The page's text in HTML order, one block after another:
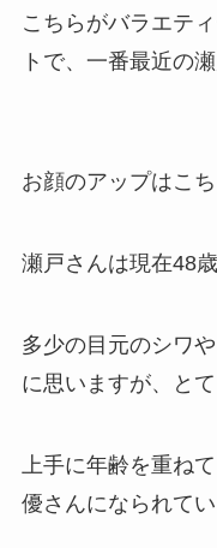
こちらがバラエテ
トで、一番最近の
お顔のアップはこち
瀬戸さんは現在48歳
多少の目元のシワ
に思いますが、と
上手に年齢を重ね
優さんになられて